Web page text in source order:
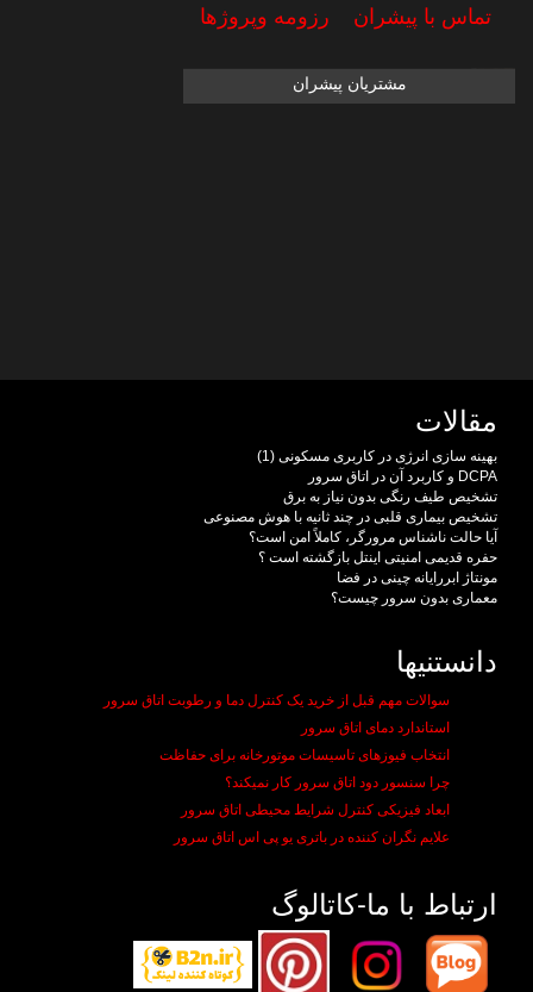
تماس با پیشران رزومه وپروژها
مشتریان پیشران
مقالات
بهینه سازی انرژی در کاربری مسکونی (1)
DCPA و کاربرد آن در اتاق سرور
تشخیص طیف رنگی بدون نیاز به برق
تشخیص بیماری قلبی در چند ثانیه با هوش مصنوعی
آیا حالت ناشناس مرورگر، کاملاً امن است؟
حفره قدیمی امنیتی اینتل بازگشته است ؟
مونتاژ ابررایانه چینی در فضا
معماری بدون سرور چیست؟
دانستنیها
سوالات مهم قبل از خرید یک کنترل دما و رطوبت اتاق سرور
استاندارد دمای اتاق سرور
انتخاب فیوزهای تاسیسات موتورخانه برای حفاظت
چرا سنسور دود اتاق سرور کار نمیکند؟
ابعاد فیزیکی کنترل شرایط محیطی اتاق سرور
علایم نگران کننده در باتری یو پی اس اتاق سرور
ارتباط با ما-کاتالوگ